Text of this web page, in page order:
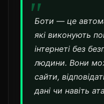
Боти — це
які виконують
інтернеті без
людини. Вони
сайти,
дані чи навіть